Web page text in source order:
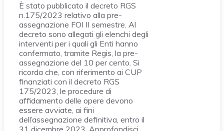
È stato pubblicato il decreto RGS
n.175/2023 relativo alla pre-
assegnazione FOI II semestre. Al
decreto sono allegati gli elenchi degli
interventi per i quali gli Enti hanno
confermato, tramite Regis, la pre-
assegnazione del 10 per cento. Si
ricorda che, con riferimento ai CUP
finanziati con il decreto RGS
175/2023, le procedure di
affidamento delle opere devono
essere avviate, ai fini
dell’assegnazione definitiva, entro il